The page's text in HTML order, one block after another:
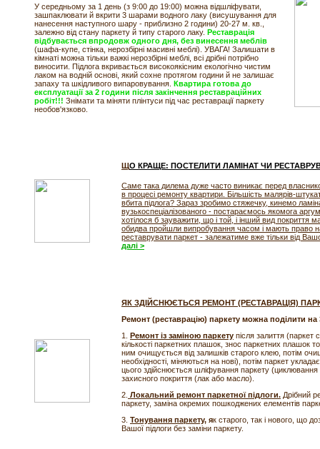
У середньому за 1 день (з 9:00 до 19:00) можна відшліфувати,
зашпаклювати й вкрити 3 шарами водного лаку (висушування для
нанесення наступного шару - приблизно 2 години) 20-27 м. кв.,
залежно від стану паркету й типу старого лаку. Реставрація
відбувається впродовж одного дня, без винесення меблів
(шафа-купе, стінка, нерозбірні масивні меблі). УВАГА! Залишати в
кімнаті можна тільки важкі нерозбірні меблі, всі дрібні потрібно
виносити. Підлога вкривається високоякісним екологічно чистим
лаком на водній основі, який сохне протягом години й не залишає
запаху та шкідливого випаровування. Квартира готова до
експлуатації за 2 години після закінчення реставраційних
робіт!!! Знімати та міняти плінтуси під час реставрації паркету
необов'язково.
ЩО КРАЩЕ: ПОСТЕЛИТИ ЛАМІНАТ ЧИ
Саме така дилема дуже часто виникає перед
в процесі ремонту квартири. Більшість малярів-
вбита підлога? Зараз зробимо стяжечку, кинемо
вузькоспеціалізованого - постараємось якомога
хотілося б зауважити, що і той, і інший вид покриття
обидва пройшли випробування часом і мають право
реставрувати паркет - залежатиме вже тільки від
далі >
ЯК ЗДІЙСНЮЄТЬСЯ РЕМОНТ (РЕСТАВРАЦІЯ)
Ремонт (реставрацію) паркету можна поділити на
1. Ремонт із заміною паркету після залиття
кількості паркетних плашок, знос паркетних плашок
ним очищується від залишків старого клею, потім
необхідності, міняються на нові), потім паркет
цього здійснюється шліфування паркету
захисного покриття (лак або масло).
2. Локальний ремонт паркетної підлоги. Дрібний
паркету, заміна окремих пошкоджених елементів
3. Тонування паркету, як старого, так і нового, що
Вашої підлоги без заміни паркету.